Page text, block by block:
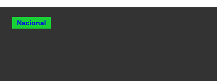
Nacional